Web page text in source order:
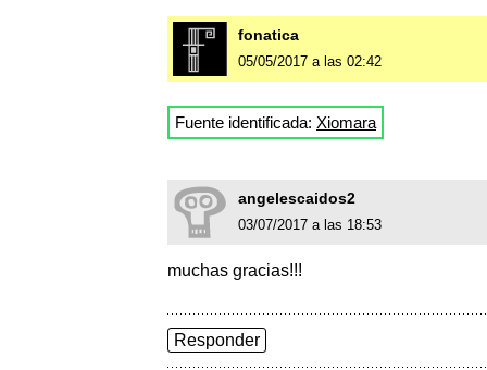
fonatica
05/05/2017 a las 02:42
Fuente identificada: Xiomara
angelescaidos2
03/07/2017 a las 18:53
muchas gracias!!!
Responder